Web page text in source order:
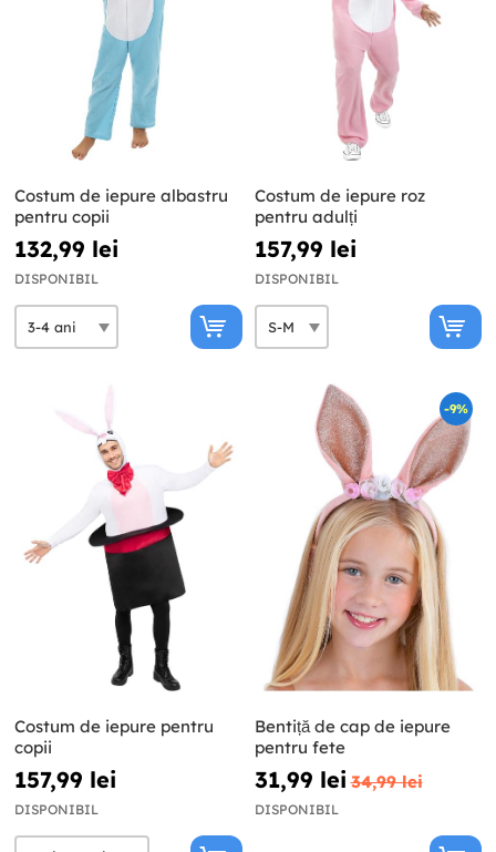
Costum de iepure albastru
pentru copii
132,99 lei
DISPONIBIL
Costum de iepure roz
pentru adulți
157,99 lei
DISPONIBIL
Costum de iepure pentru
copii
157,99 lei
DISPONIBIL
-9%
Bentiță de cap de iepure
pentru fete
31,99 lei 34,99 lei
DISPONIBIL